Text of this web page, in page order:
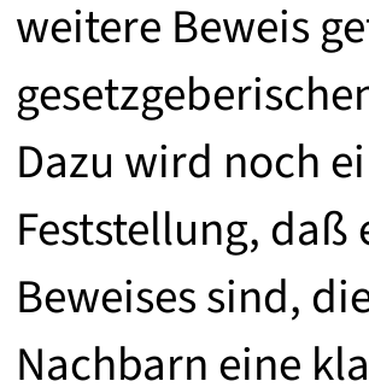
weitere Beweis
Dazu wird noch
Feststellung, daß
Beweises sind,
Nachbarn eine